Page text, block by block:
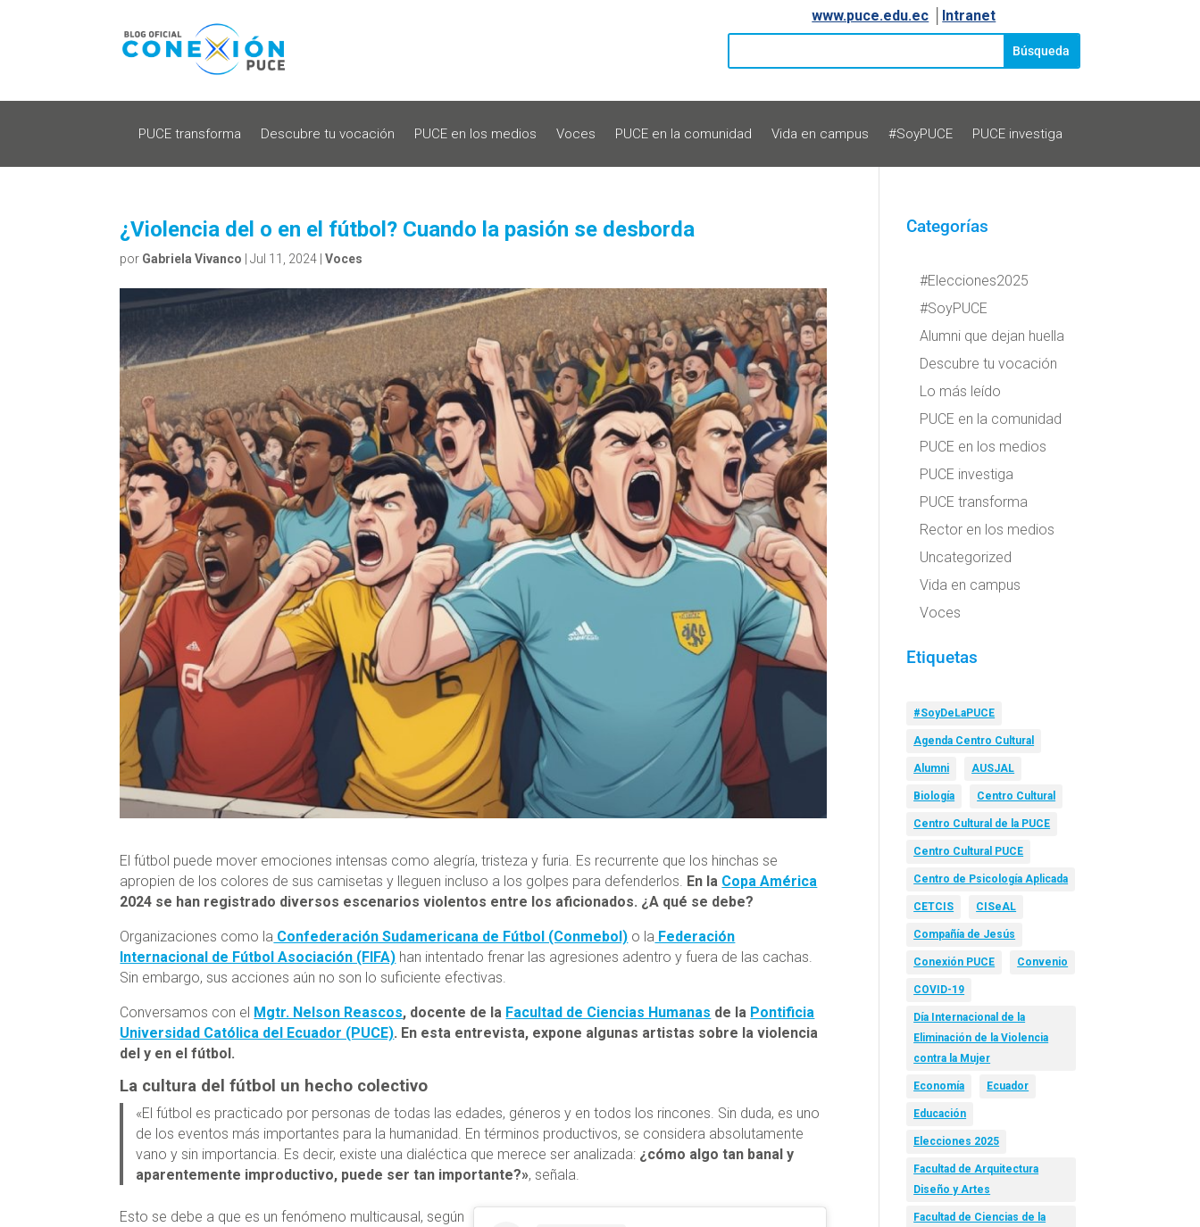
www.puce.edu.ec Intranet
PUCE transforma Descubre tu vocación PUCE en los medios Voces PUCE en la comunidad Vida en campus #SoyPUCE PUCE investiga
¿Violencia del o en el fútbol? Cuando la pasión se desborda
por Gabriela Vivanco |Jul 11, 2024 |Voces
El fútbol puede mover emociones intensas como alegría, tristeza y furia. Es recurrente que los hinchas se
apropien de los colores de sus camisetas y lleguen incluso a los golpes para defenderlos. En la Copa América
2024 se han registrado diversos escenarios violentos entre los aficionados. ¿A qué se debe?
Organizaciones como la Confederación Sudamericana de Fútbol (Conmebol) o la Federación
Internacional de Fútbol Asociación (FIFA) han intentado frenar las agresiones adentro y fuera de las cachas.
Sin embargo, sus acciones aún no son lo suficiente efectivas.
Conversamos con el Mgtr. Nelson Reascos, docente de la Facultad de Ciencias Humanas de la Pontificia
Universidad Católica del Ecuador (PUCE). En esta entrevista, expone algunas artistas sobre la violencia
del y en el fútbol.
La cultura del fútbol un hecho colectivo
«El fútbol es practicado por personas de todas las edades, géneros y en todos los rincones. Sin duda, es uno
de los eventos más importantes para la humanidad. En términos productivos, se considera absolutamente
vano y sin importancia. Es decir, existe una dialéctica que merece ser analizada:¿cómo algo tan banal y
aparentemente improductivo, puede ser tan importante?», señala.
Esto se debe a que es un fenómeno multicausal, según
Categorías
#Elecciones2025
#SoyPUCE
Alumni que dejan huella
Descubre tu vocación
Lo más leído
PUCE en la comunidad
PUCE en los medios
PUCE investiga
PUCE transforma
Rector en los medios
Uncategorized
Vida en campus
Voces
Etiquetas
#SoyDeLaPUCE
Agenda Centro Cultural
Alumni AUSJAL
Biología Centro Cultural
Centro Cultural de la PUCE
Centro Cultural PUCE
Centro de Psicología Aplicada
CETCIS CISeAL
Compañía de Jesús
Conexión PUCE Convenio
COVID-19
Día Internacional de la
Eliminación de la Violencia
contra la Mujer
Economía Ecuador
Educación
Elecciones 2025
Facultad de Arquitectura
Diseño y Artes
Facultad de Ciencias de la